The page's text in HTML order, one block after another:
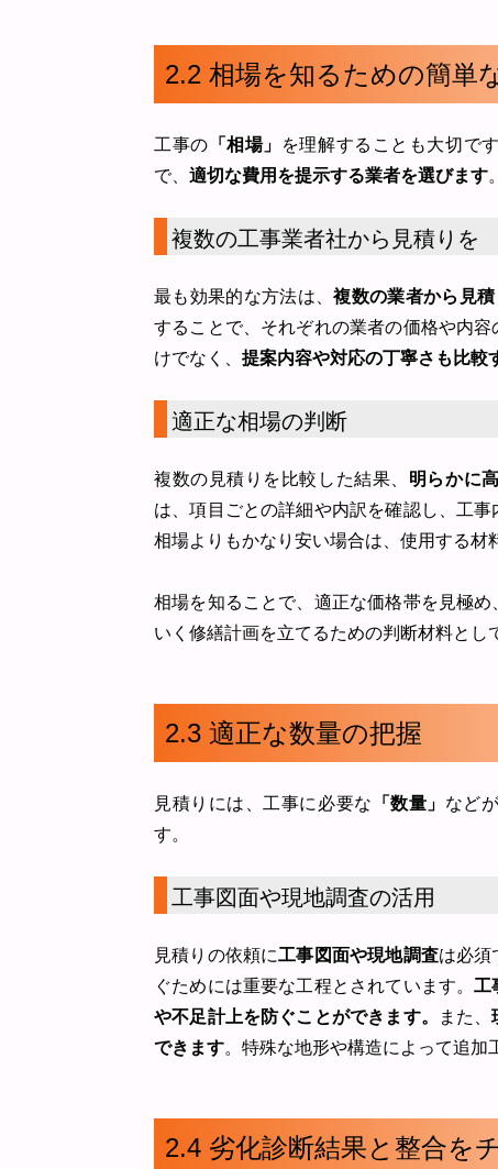
2.2 相場を知るための簡単
工事の 「相場」 を理解することも大切で
で、 適切な費用を提示する業者を選びます。
複数の工事業者社から見積りを
最も効果的な方法は、複数の業者から見
することで、それぞれの業者の価格や内
けでなく、 提案内容や対応の丁寧さも比較
適正な相場の判断
複数の見積りを比較した結果、 明らかに
は、項目ごとの詳細や内訳を確認し、工
相場よりもかなり安い場合は、使用する材
相場を知ることで、適正な価格帯を見極
いく修繕計画を立てるための判断材料とし
2.3 適正な数量の把握
見積りには、工事に必要な 「数量」 など
す。
工事図面や現地調査の活用
見積りの依頼に工事図面や現地調査は必須
ぐためには重要な工程とされています。工
や不足計上を防ぐことができます。
また、
できます。特殊な地形や構造によって追加
2.4 劣化診断結果と整合を